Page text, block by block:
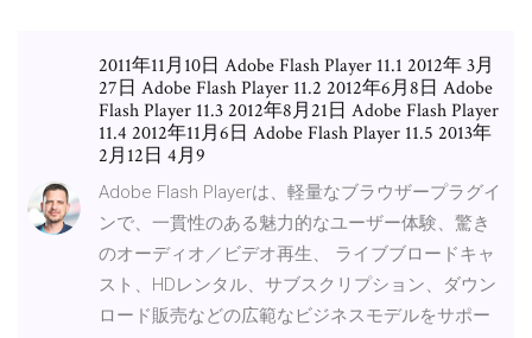
2011年11月10日 Adobe Flash Player 11.1 2012年 3月
27日 Adobe Flash Player 11.2 2012年6月8日 Adobe
Flash Player 11.3 2012年8月21日 Adobe Flash Player
11.4 2012年11月6日 Adobe Flash Player 11.5 2013年
2月12日 4月9
Adobe Flash Playerは、軽量なブラウザープラグイ
ンで、一貫性のある魅力的なユーザー体験、驚き
のオーディオ／ビデオ再生、 ライブブロードキャ
スト、HDレンタル、サブスクリプション、ダウン
ロード販売などの広範なビジネスモデルをサポー